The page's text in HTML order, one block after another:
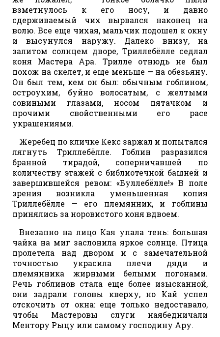
взметнулось к его носу, и давно
сдерживаемый чих вырвался наконец на
волю. Все еще чихая, мальчик подошел к окну
и высунулся наружу. Далеко внизу, на
залитом солнцем дворе, Триллебёлле седлал
коня Мастера Ара. Трилле отнюдь не был
похож на скелет, и еще меньше — на обезьяну.
Он был тем, кем он был: обычным гоблином,
остроухим, буйно волосатым, с желтыми
совиными глазами, носом пятачком и
прочими свойственными его расе
украшениями.
Жеребец по кличке Кекс заржал и попытался
лягнуть Триллебёлле. Гоблин разразился
бранной тирадой, соперничавшей по
количеству этажей с библиотечной башней и
завершившейся ревом: «Буллебёлле!» В поле
зрения возникла уменьшенная копия
Триллебёлле — его племянник, и гоблины
принялись за норовистого коня вдвоем.
Внезапно на лицо Кая упала тень: большая
чайка на миг заслонила яркое солнце. Птица
пролетела над двором и с замечательной
точностью украсила плечи дяди и
племянника жирными белыми погонами.
Речь гоблинов стала еще более изысканной,
они задрали головы кверху, но Кай успел
отскочить от окна: еще только недоставало,
чтобы Мастеровы слуги наябедничали
Ментору Рыцу или самому господину Ару.